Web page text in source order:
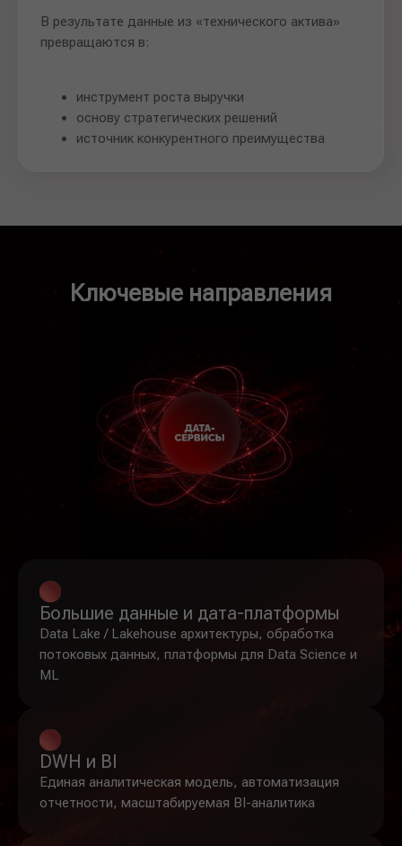
В результате данные из «технического актива»
превращаются в:
инструмент роста выручки
основу стратегических решений
источник конкурентного преимущества
Ключевые направления
Большие данные и дата-платформы
Data Lake / Lakehouse архитектуры, обработка
потоковых данных, платформы для Data Science и
ML
DWH и BI
Единая аналитическая модель, автоматизация
отчетности, масштабируемая BI-аналитика